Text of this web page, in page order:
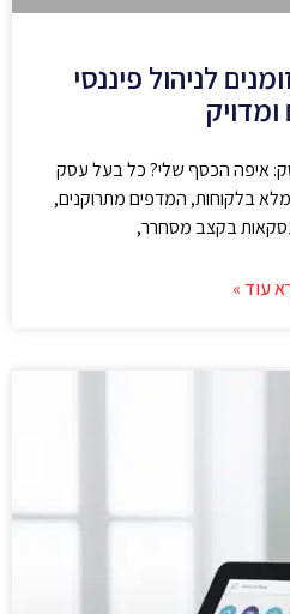
לניהול פיננסי
איפה הכסף שלי? כל בעל עסק
בלקוחות, המדפים מתרוקנים,
בקצב מסחרר,
עוד »